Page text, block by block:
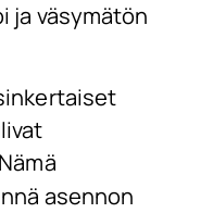
ja väsymätön
asennon